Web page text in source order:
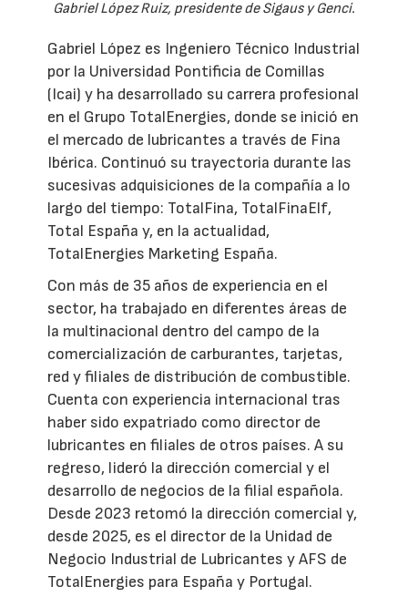
Gabriel López Ruiz, presidente de Sigaus y Genci.
Gabriel López es Ingeniero Técnico Industrial
por la Universidad Pontificia de Comillas
(Icai) y ha desarrollado su carrera profesional
en el Grupo TotalEnergies, donde se inició en
el mercado de lubricantes a través de Fina
Ibérica. Continuó su trayectoria durante las
sucesivas adquisiciones de la compañía a lo
largo del tiempo: TotalFina, TotalFinaElf,
Total España y, en la actualidad,
TotalEnergies Marketing España.
Con más de 35 años de experiencia en el
sector, ha trabajado en diferentes áreas de
la multinacional dentro del campo de la
comercialización de carburantes, tarjetas,
red y filiales de distribución de combustible.
Cuenta con experiencia internacional tras
haber sido expatriado como director de
lubricantes en filiales de otros países. A su
regreso, lideró la dirección comercial y el
desarrollo de negocios de la filial española.
Desde 2023 retomó la dirección comercial y,
desde 2025, es el director de la Unidad de
Negocio Industrial de Lubricantes y AFS de
TotalEnergies para España y Portugal.